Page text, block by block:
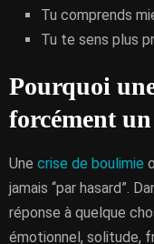
Tu comprends
Tu te sens plus
Pourquoi
forcément un
Une crise de boulimie
jamais “par hasard”.
réponse à quelque
émotionnel, solitude,